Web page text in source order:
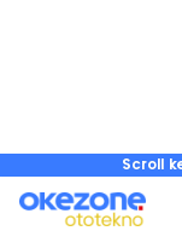
Scroll